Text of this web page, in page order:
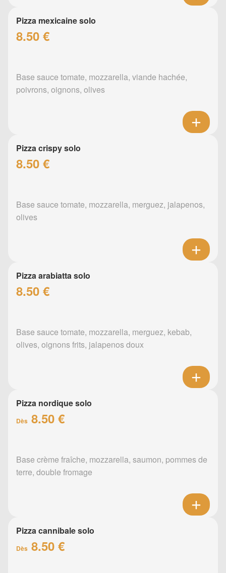
Pizza mexicaine solo
8.50 €
Base sauce tomate, mozzarella, viande hachée,
poivrons, oignons, olives
Pizza crispy solo
8.50 €
Base sauce tomate, mozzarella, merguez, jalapenos,
olives
Pizza arabiatta solo
8.50 €
Base sauce tomate, mozzarella, merguez, kebab,
olives, oignons frits, jalapenos doux
Pizza nordique solo
Dès 8.50 €
Base crème fraîche, mozzarella, saumon, pommes de
terre, double fromage
Pizza cannibale solo
Dès 8.50 €